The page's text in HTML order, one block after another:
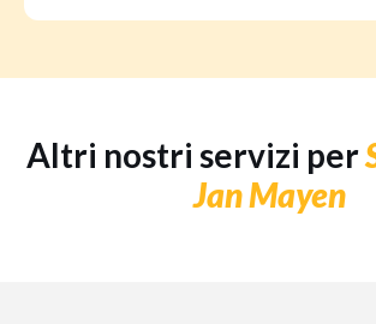
Altri nostri servizi per
Jan Mayen